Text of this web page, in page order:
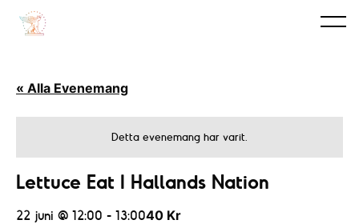
« Alla Evenemang
Detta evenemang har varit.
Lettuce Eat I Hallands Nation
22 juni @ 12:00 - 13:0040 Kr